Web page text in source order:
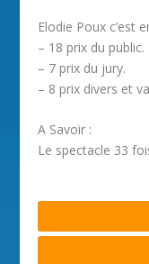
Elodie Poux c’est
– 18 prix du public.
– 7 prix du jury.
– 8 prix divers et
A Savoir :
Le spectacle 33